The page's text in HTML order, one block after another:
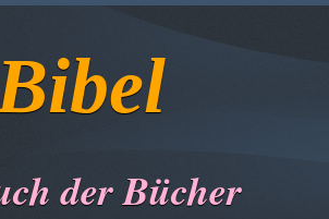
der Bücher